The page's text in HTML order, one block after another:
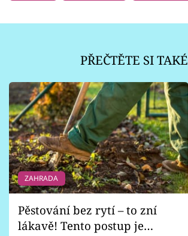
PŘEČTĚTE SI TAKÉ
ZAHRADA
Pěstování bez rytí – to zní
lákavě! Tento postup je